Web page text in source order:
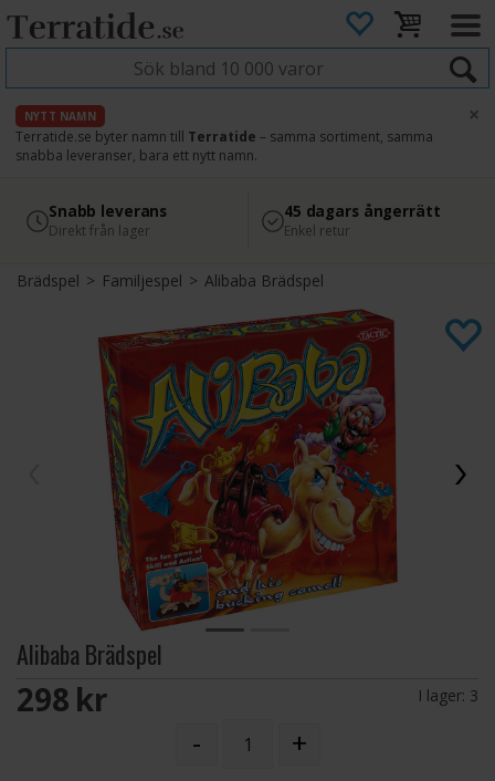
NYTT NAMN
Terratide.se byter namn till Terratide – samma sortiment, samma
snabba leveranser, bara ett nytt namn.
×
4.8
Läs omdömen på Google
Säker betalning
med Svea
Snabb leverans
Direkt från lager
45 dagars ångerrätt
Enkel retur
Brädspel> Familjespel>Alibaba Brädspel
Alibaba Brädspel
298 SEK I lager: 3
- +